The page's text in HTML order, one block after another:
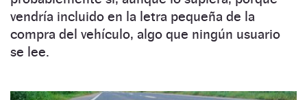
vendría incluido en la letra pequeña de la
compra del vehículo, algo que ningún usuario
se lee.